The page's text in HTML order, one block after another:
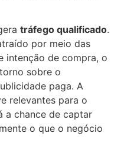
tráfego qualificado.
por meio das
intenção de compra, o
sobre o
paga. A
relevantes para o
a chance de captar
o que o negócio